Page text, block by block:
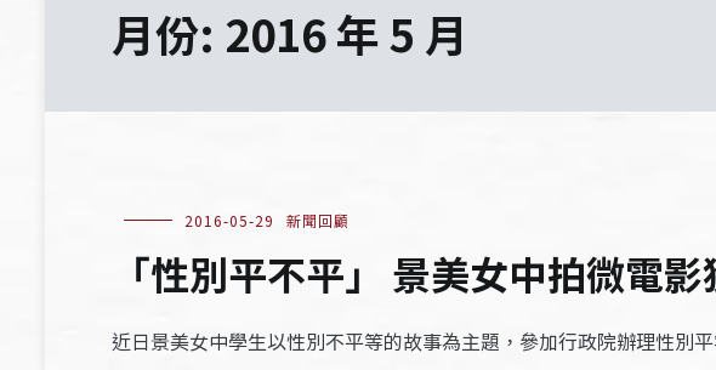
月份: 2016 年 5 月
2016-05-29 新聞回顧
「性別平不平」 景美女中拍微電
近日景美女中學生以性別不平等的故事為主題，參加行政院辦理性別